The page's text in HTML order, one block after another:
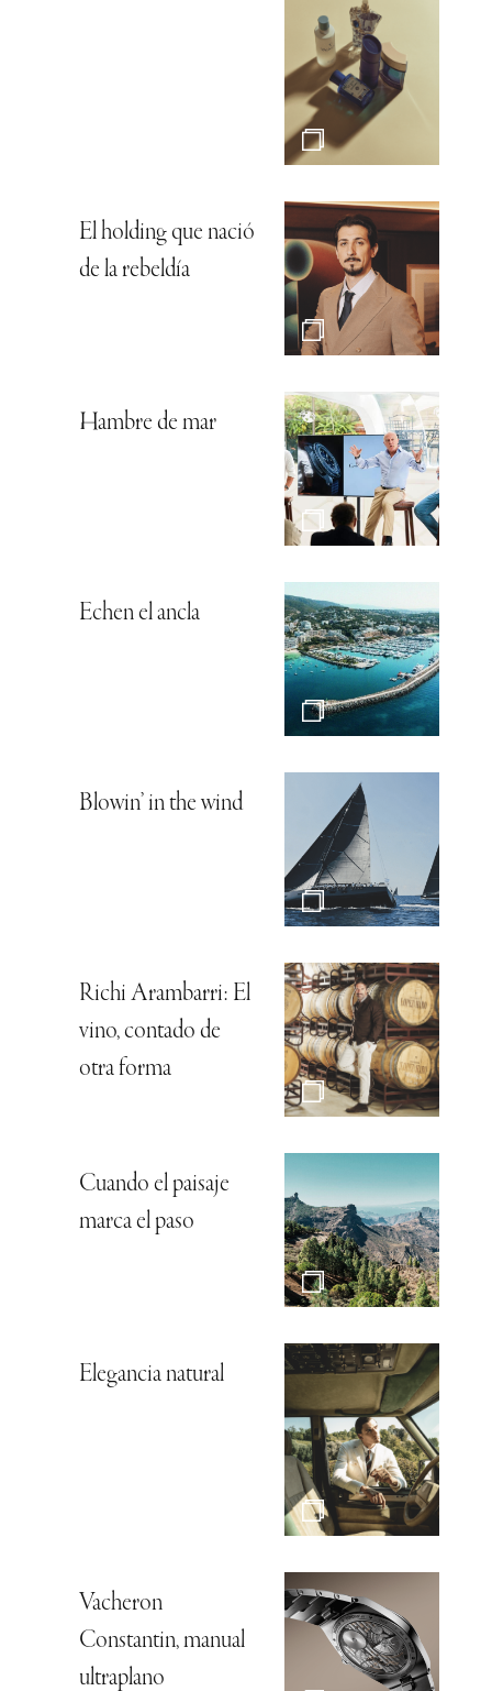
El holding que nació
de la rebeldía
Hambre de mar
Echen el ancla
Blowin’ in the wind
Richi Arambarri: El
vino, contado de
otra forma
Cuando el paisaje
marca el paso
Elegancia natural
Vacheron
Constantin, manual
ultraplano